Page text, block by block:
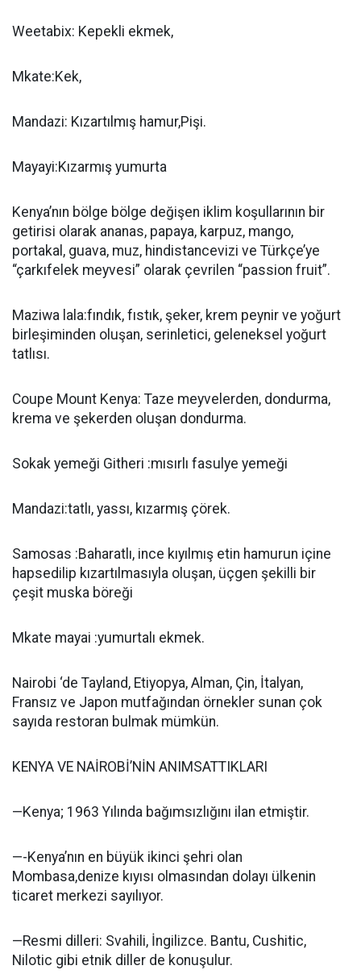
Weetabix: Kepekli ekmek,
Mkate:Kek,
Mandazi: Kızartılmış hamur,Pişi.
Mayayi:Kızarmış yumurta
Kenya’nın bölge bölge değişen iklim koşullarının bir
getirisi olarak ananas, papaya, karpuz, mango,
portakal, guava, muz, hindistancevizi ve Türkçe’ye
“çarkıfelek meyvesi” olarak çevrilen “passion fruit”.
Maziwa lala:fındık, fıstık, şeker, krem peynir ve yoğurt
birleşiminden oluşan, serinletici, geleneksel yoğurt
tatlısı.
Coupe Mount Kenya: Taze meyvelerden, dondurma,
krema ve şekerden oluşan dondurma.
Sokak yemeği Githeri :mısırlı fasulye yemeği
Mandazi:tatlı, yassı, kızarmış çörek.
Samosas :Baharatlı, ince kıyılmış etin hamurun içine
hapsedilip kızartılmasıyla oluşan, üçgen şekilli bir
çeşit muska böreği
Mkate mayai :yumurtalı ekmek.
Nairobi ‘de Tayland, Etiyopya, Alman, Çin, İtalyan,
Fransız ve Japon mutfağından örnekler sunan çok
sayıda restoran bulmak mümkün.
KENYA VE NAİROBİ’NİN ANIMSATTIKLARI
—Kenya; 1963 Yılında bağımsızlığını ilan etmiştir.
—-Kenya’nın en büyük ikinci şehri olan
Mombasa,denize kıyısı olmasından dolayı ülkenin
ticaret merkezi sayılıyor.
—Resmi dilleri: Svahili, İngilizce. Bantu, Cushitic,
Nilotic gibi etnik diller de konuşulur.